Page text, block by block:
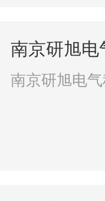
南京研旭电
南京研旭电